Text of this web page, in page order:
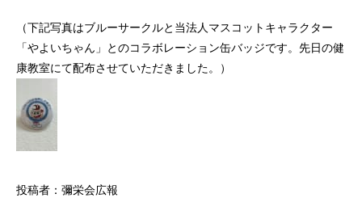
（下記写真はブルーサークルと当法人マスコットキャラクター
「やよいちゃん」とのコラボレーション缶バッジです。先日の健
康教室にて配布させていただきました。）
投稿者：彌栄会広報